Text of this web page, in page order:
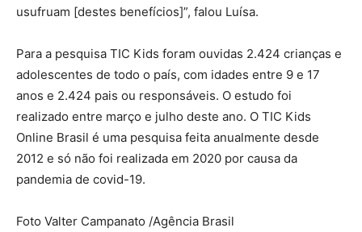
usufruam [destes benefícios]”, falou Luísa.
Para a pesquisa TIC Kids foram ouvidas 2.424 crianças e
adolescentes de todo o país, com idades entre 9 e 17
anos e 2.424 pais ou responsáveis. O estudo foi
realizado entre março e julho deste ano. O TIC Kids
Online Brasil é uma pesquisa feita anualmente desde
2012 e só não foi realizada em 2020 por causa da
pandemia de covid-19.
Foto Valter Campanato /Agência Brasil